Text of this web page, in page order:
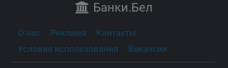
Банки.Бел
О нас Реклама
Контакты
Условия использования
Вакансии